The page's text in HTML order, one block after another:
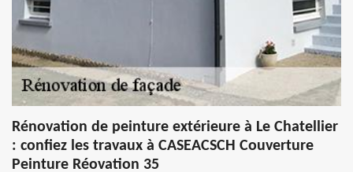
Rénovation de peinture extérieure à Le Chatellier
: confiez les travaux à CASEACSCH Couverture
Peinture Réovation 35